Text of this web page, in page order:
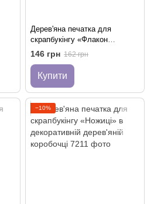
Дерев'яна печатка для
скрапбукінгу «Флакон
Парфумів» (у коробочці)
146 грн 162 грн
Купити
−10%